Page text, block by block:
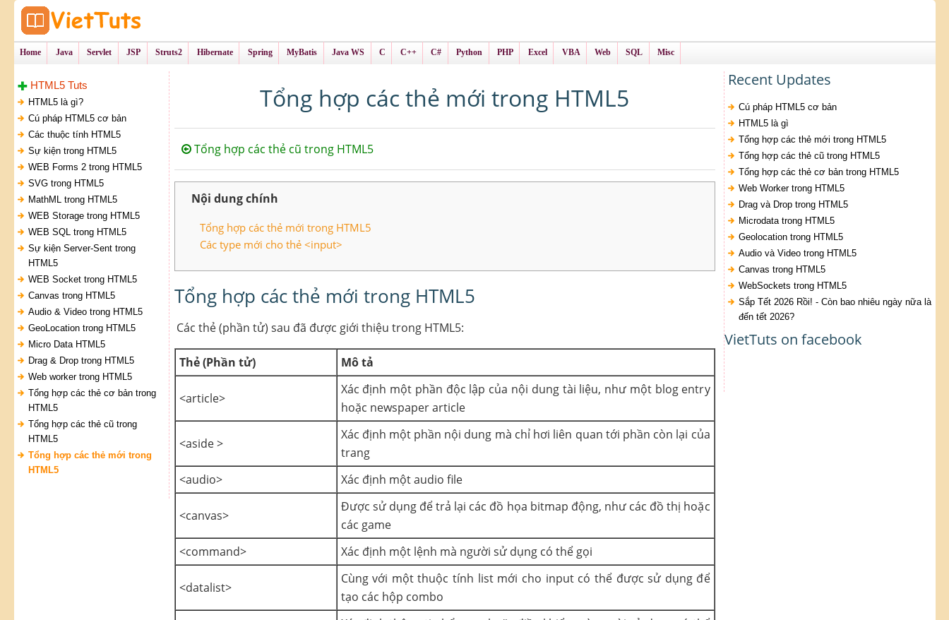
Home Java Servlet JSP Struts2 Hibernate Spring MyBatis Java WS C C++ C# Python PHP Excel VBA Web SQL Misc
HTML5 Tuts
HTML5 là gì?
Cú pháp HTML5 cơ bản
Các thuộc tính HTML5
Sự kiện trong HTML5
WEB Forms 2 trong HTML5
SVG trong HTML5
MathML trong HTML5
WEB Storage trong HTML5
WEB SQL trong HTML5
Sự kiện Server-Sent trong
HTML5
WEB Socket trong HTML5
Canvas trong HTML5
Audio & Video trong HTML5
GeoLocation trong HTML5
Micro Data HTML5
Drag & Drop trong HTML5
Web worker trong HTML5
Tổng hợp các thẻ cơ bản trong
HTML5
Tổng hợp các thẻ cũ trong
HTML5
Tổng hợp các thẻ mới trong
HTML5
Tổng hợp các thẻ mới trong HTML5
Tổng hợp các thẻ cũ trong HTML5
Nội dung chính
Tổng hợp các thẻ mới trong HTML5
Các type mới cho thẻ <input>
Tổng hợp các thẻ mới trong HTML5
Các thẻ (phần tử) sau đã được giới thiệu trong HTML5:
Thẻ (Phần tử) Mô tả
<article>
Xác định một phần độc lập của nội dung tài liệu, như một blog entry
hoặc newspaper article
<aside >
Xác định một phần nội dung mà chỉ hơi liên quan tới phần còn lại của
trang
<audio>
Xác định một audio file
<canvas>
Được sử dụng để trả lại các đồ họa bitmap động, như các đồ thị hoặc
các game
<command>
Xác định một lệnh mà người sử dụng có thể gọi
<datalist>
Cùng với một thuộc tính list mới cho input có thể được sử dụng để
tạo các hộp combo
Recent Updates
Cú pháp HTML5 cơ bản
HTML5 là gì
Tổng hợp các thẻ mới trong HTML5
Tổng hợp các thẻ cũ trong HTML5
Tổng hợp các thẻ cơ bản trong HTML5
Web Worker trong HTML5
Drag và Drop trong HTML5
Microdata trong HTML5
Geolocation trong HTML5
Audio và Video trong HTML5
Canvas trong HTML5
WebSockets trong HTML5
Sắp Tết 2026 Rồi! - Còn bao nhiêu ngày nữa là
đến tết 2026?
VietTuts on facebook